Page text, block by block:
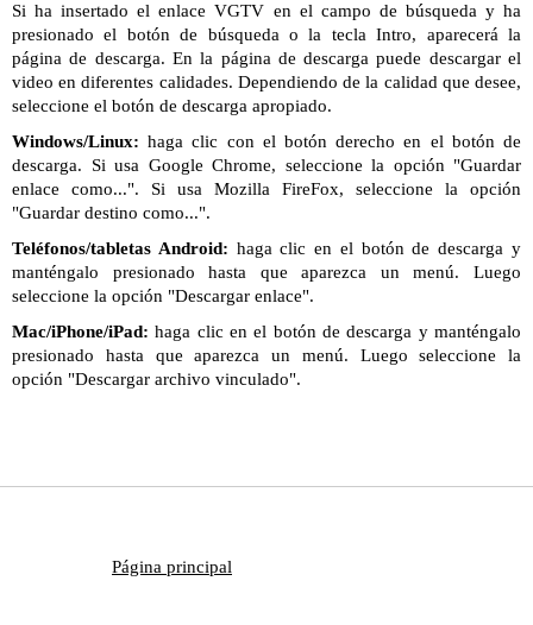
Si ha insertado el enlace VGTV en el campo de búsqueda y ha
presionado el botón de búsqueda o la tecla Intro, aparecerá la
página de descarga. En la página de descarga puede descargar el
video en diferentes calidades. Dependiendo de la calidad que desee,
seleccione el botón de descarga apropiado.
Windows/Linux: haga clic con el botón derecho en el botón de
descarga. Si usa Google Chrome, seleccione la opción "Guardar
enlace como...". Si usa Mozilla FireFox, seleccione la opción
"Guardar destino como...".
Teléfonos/tabletas Android: haga clic en el botón de descarga y
manténgalo presionado hasta que aparezca un menú. Luego
seleccione la opción "Descargar enlace".
Mac/iPhone/iPad: haga clic en el botón de descarga y manténgalo
presionado hasta que aparezca un menú. Luego seleccione la
opción "Descargar archivo vinculado".
Página principal